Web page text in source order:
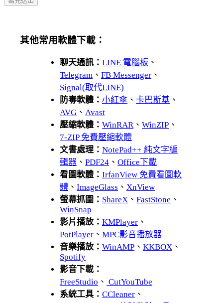
其他常用軟體下載：
聊天通訊： LINE 電腦板 、
Telegram 、 FB Messenger 、
Signal(取代LINE)
防毒軟體： 小紅傘 、 卡巴斯基 、
AVG 、 Avast
壓縮軟體： WinRAR、 WinZIP 、
7-ZIP 免費壓縮軟體
文書處理： NotePad++ 純文字編
輯器 、 PDF24 、 Office下載
看圖軟體： IrfanView 免費看圖軟
體 、 ImageGlass 、 XnView
螢幕抓圖： ShareX 、 FastStone 、
WinSnap
影片播放： KMPlayer 、
PotPlayer 、 MPC影音播放器
音樂播放： WinAMP 、 KKBOX 、
Spotify
影音下載：
FreeStudio 、 CutYouTube
系統工具： CCleaner 、